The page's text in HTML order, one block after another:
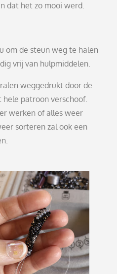
dat het zo mooi werd.
om de steun weg te halen
vrij van hulpmiddelen.
weggedrukt door de
patroon verschoof.
werken of alles weer
sorteren zal ook een